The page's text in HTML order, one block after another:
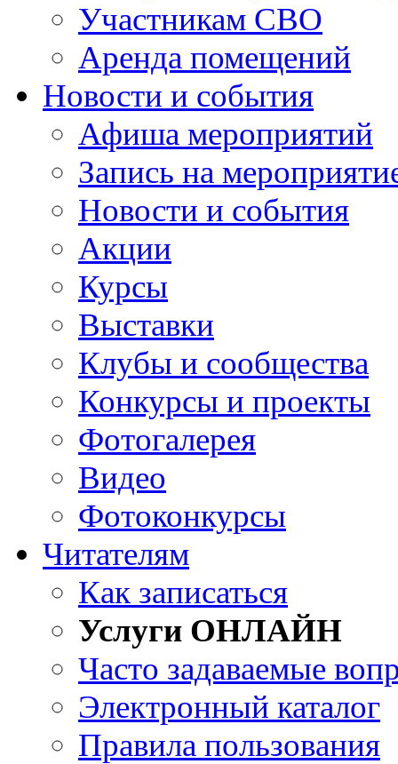
Участникам СВО
Аренда помещений
Новости и события
Афиша мероприятий
Запись на
Новости и события
Акции
Курсы
Выставки
Клубы и сообщества
Конкурсы и проекты
Фотогалерея
Видео
Фотоконкурсы
Читателям
Как записаться
Услуги ОНЛАЙН
Часто задаваемые
Электронный каталог
Правила пользования